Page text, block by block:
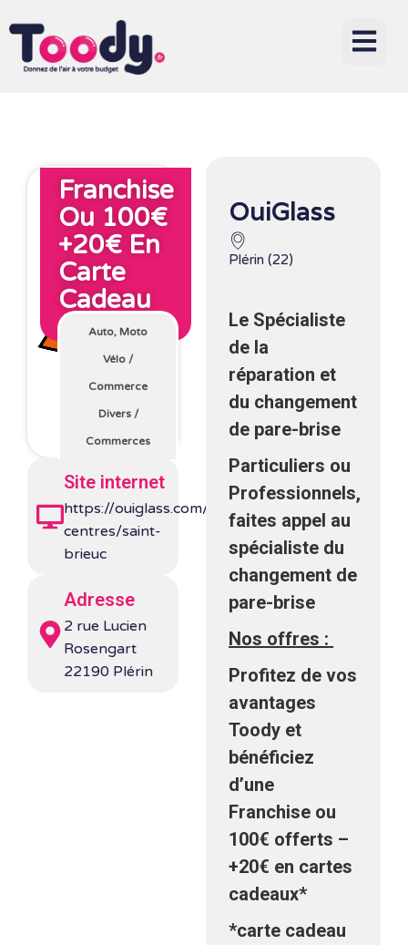
Franchise
Ou 100€
+20€ En
Carte
Cadeau
Avec Toody
Auto, Moto
Vélo /
Commerce
Divers/
Commerces
Site internet
https://ouiglass.com/tous-
centres/saint-
brieuc
Adresse
2 rue Lucien
Rosengart
22190 Plérin
OuiGlass
Plérin (22)
Le Spécialiste
de la
réparation et
du changement
de pare-brise
Particuliers ou
Professionnels,
faites appel au
spécialiste du
changement de
pare-brise
Nos offres :
Profitez de vos
avantages
Toody et
bénéficiez
d’une
Franchise ou
100€ offerts –
+20€ en cartes
cadeaux*
*carte cadeau